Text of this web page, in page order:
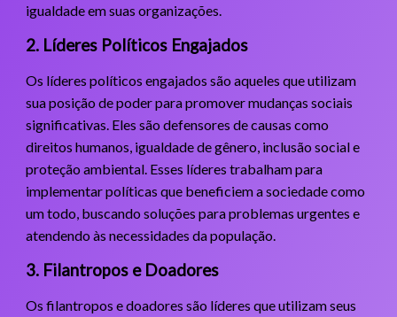
igualdade em suas organizações.
2. Líderes Políticos Engajados
Os líderes políticos engajados são aqueles que utilizam
sua posição de poder para promover mudanças sociais
significativas. Eles são defensores de causas como
direitos humanos, igualdade de gênero, inclusão social e
proteção ambiental. Esses líderes trabalham para
implementar políticas que beneficiem a sociedade como
um todo, buscando soluções para problemas urgentes e
atendendo às necessidades da população.
3. Filantropos e Doadores
Os filantropos e doadores são líderes que utilizam seus